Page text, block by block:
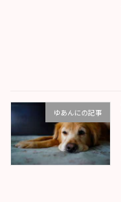
ゆあんにの記事